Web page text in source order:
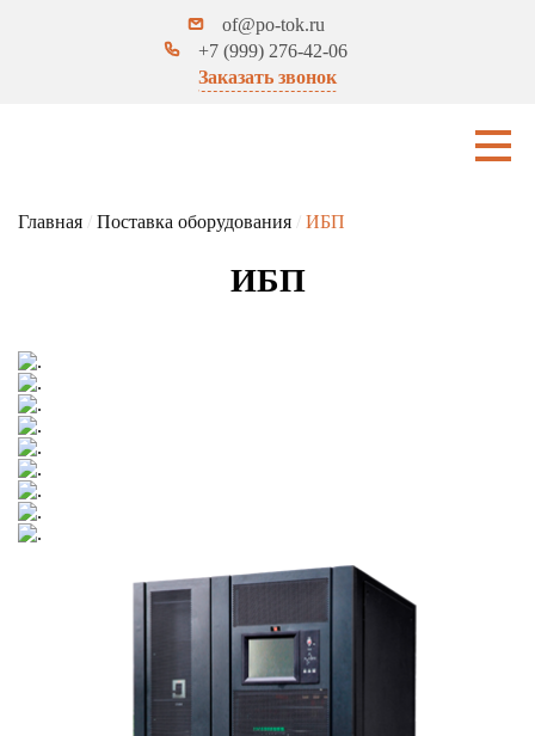
of@po-tok.ru
+7 (999) 276-42-06
Заказать звонок
Главная / Поставка оборудования / ИБП
ИБП